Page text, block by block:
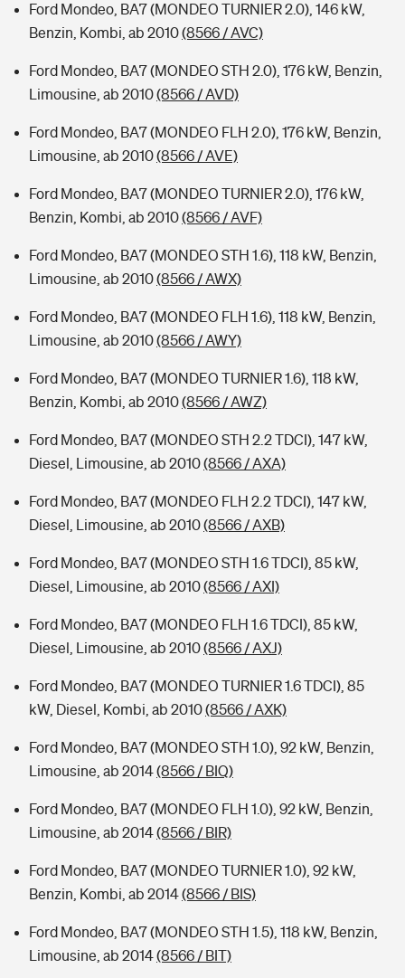
Ford Mondeo, BA7 (MONDEO TURNIER 2.0), 146 kW,
Benzin, Kombi, ab 2010(8566 / AVC)
Ford Mondeo, BA7 (MONDEO STH 2.0), 176 kW, Benzin,
Limousine, ab 2010(8566 / AVD)
Ford Mondeo, BA7 (MONDEO FLH 2.0), 176 kW, Benzin,
Limousine, ab 2010(8566 / AVE)
Ford Mondeo, BA7 (MONDEO TURNIER 2.0), 176 kW,
Benzin, Kombi, ab 2010(8566 / AVF)
Ford Mondeo, BA7 (MONDEO STH 1.6), 118 kW, Benzin,
Limousine, ab 2010(8566 / AWX)
Ford Mondeo, BA7 (MONDEO FLH 1.6), 118 kW, Benzin,
Limousine, ab 2010(8566 / AWY)
Ford Mondeo, BA7 (MONDEO TURNIER 1.6), 118 kW,
Benzin, Kombi, ab 2010(8566 / AWZ)
Ford Mondeo, BA7 (MONDEO STH 2.2 TDCI), 147 kW,
Diesel, Limousine, ab 2010(8566 / AXA)
Ford Mondeo, BA7 (MONDEO FLH 2.2 TDCI), 147 kW,
Diesel, Limousine, ab 2010(8566 / AXB)
Ford Mondeo, BA7 (MONDEO STH 1.6 TDCI), 85 kW,
Diesel, Limousine, ab 2010(8566 / AXI)
Ford Mondeo, BA7 (MONDEO FLH 1.6 TDCI), 85 kW,
Diesel, Limousine, ab 2010(8566 / AXJ)
Ford Mondeo, BA7 (MONDEO TURNIER 1.6 TDCI), 85
kW, Diesel, Kombi, ab 2010(8566 / AXK)
Ford Mondeo, BA7 (MONDEO STH 1.0), 92 kW, Benzin,
Limousine, ab 2014(8566 / BIQ)
Ford Mondeo, BA7 (MONDEO FLH 1.0), 92 kW, Benzin,
Limousine, ab 2014(8566 / BIR)
Ford Mondeo, BA7 (MONDEO TURNIER 1.0), 92 kW,
Benzin, Kombi, ab 2014(8566 / BIS)
Ford Mondeo, BA7 (MONDEO STH 1.5), 118 kW, Benzin,
Limousine, ab 2014(8566 / BIT)